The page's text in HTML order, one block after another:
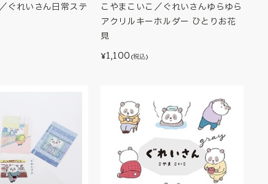
ぐれいさん日常ステ
こやまこいこ／ぐれいさんゆらゆら
アクリルキーホルダー ひとりお花
見
¥1,100 (税込)